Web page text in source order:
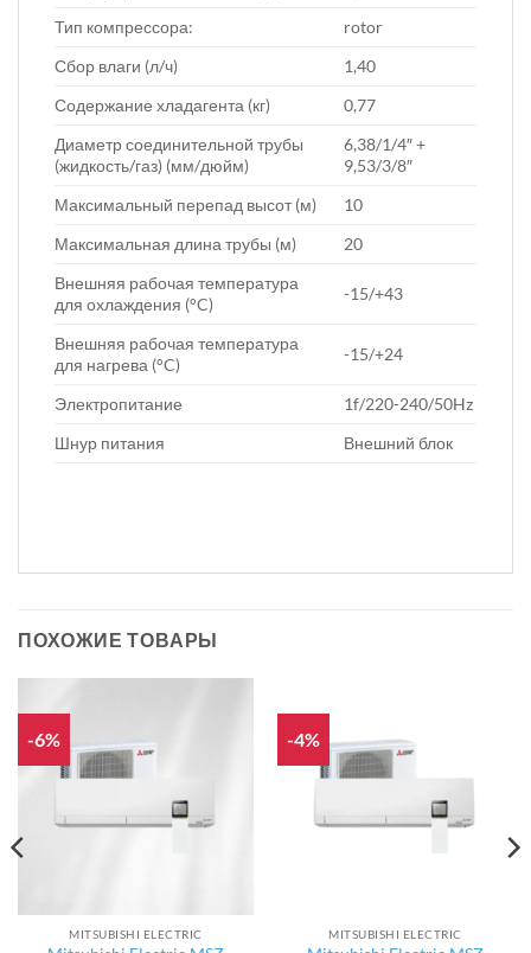
Тип компрессора:
rotor
Сбор влаги (л/ч)
1,40
Содержание хладагента (кг)
0,77
Диаметр соединительной трубы
(жидкость/газ) (мм/дюйм)
6,38/1/4″ +
9,53/3/8″
Максимальный перепад высот (м)
10
Максимальная длина трубы (м)
20
Внешняя рабочая температура
для охлаждения (°C)
-15/+43
Внешняя рабочая температура
для нагрева (°C)
-15/+24
Электропитание
1f/220-240/50Hz
Шнур питания
Внешний блок
ПОХОЖИЕ ТОВАРЫ
-6%
MITSUBISHI ELECTRIC
-4%
MITSUBISHI ELECTRIC